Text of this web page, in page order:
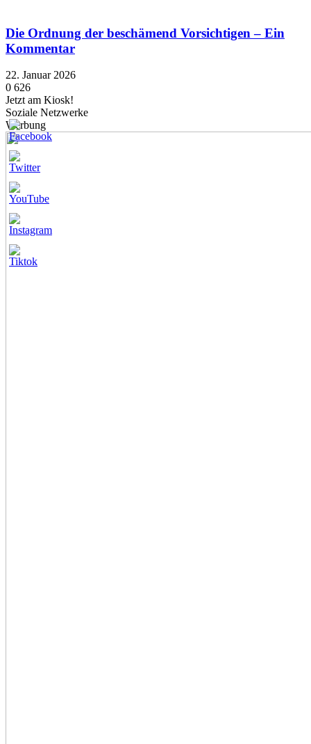
Die Ordnung der beschämend Vorsichtigen – Ein
Kommentar
22. Januar 2026
0 626
Jetzt am Kiosk!
Soziale Netzwerke
Werbung